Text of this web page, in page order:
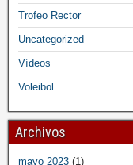
Trofeo Rector
Uncategorized
Vídeos
Voleibol
Archivos
mayo 2023 (1)